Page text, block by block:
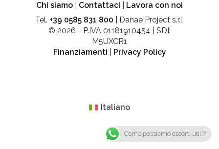
Chi siamo Contattaci
Lavora con noi
Tel. +39 0585 831 800 | Danae Project s.r.l.
© 2026 - P.IVA 01181910454 | SDI:
M5UXCR1
Finanziamenti
Privacy Policy
Come possiamo esserti utili?
Italiano